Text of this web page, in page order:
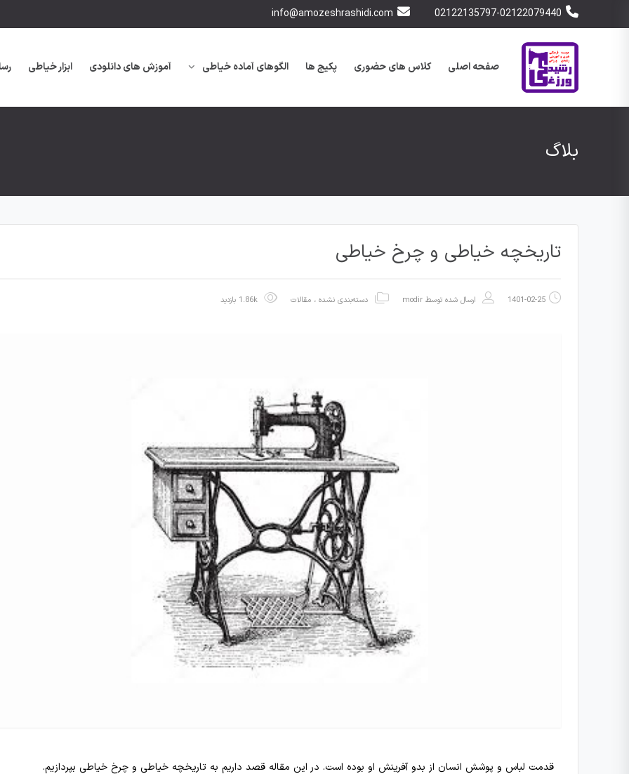
02122135797-02122079440
info@amozeshrashidi.com
صفحه اصلی کلاس های حضوری پکیج ها الگوهای آماده خیاطی آموزش های دانلودی ابزار خیاطی
بلاگ
تاریخچه خیاطی و چرخ خیاطی
1401-02-25 ارسال شده توسط modir دسته‌بندی نشده ، مقالات
قدمت لباس و پوشش انسان از بدو آفرینش او بوده است. در این مقاله قصد داریم به تاریخچه خیاطی و چرخ خیاطی بپردازیم.